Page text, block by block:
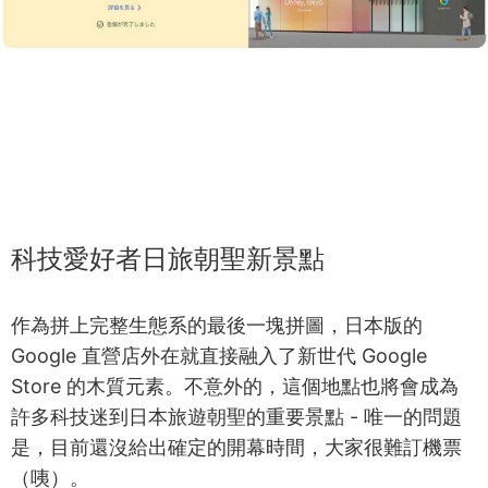
科技愛好者日旅朝聖新景點
作為拼上完整生態系的最後一塊拼圖，日本版的
Google 直營店外在就直接融入了新世代 Google
Store 的木質元素。不意外的，這個地點也將會成為
許多科技迷到日本旅遊朝聖的重要景點 - 唯一的問題
是，目前還沒給出確定的開幕時間，大家很難訂機票
（咦）。